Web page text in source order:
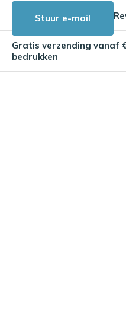
Stuur e-mail
Gratis verzending vanaf
bedrukken